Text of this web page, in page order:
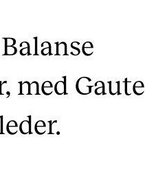
med Gaute